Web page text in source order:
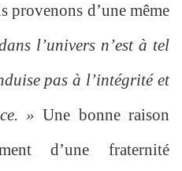
provenons d’une même
l’univers n’est à tel
pas à l’intégrité et
» Une bonne raison
d’une fraternité